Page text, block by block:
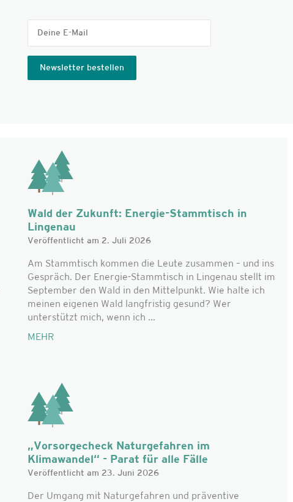
Wald der Zukunft: Energie-Stammtisch in
Lingenau
Veröffentlicht am 2. Juli 2026
Am Stammtisch kommen die Leute zusammen – und ins
Gespräch. Der Energie-Stammtisch in Lingenau stellt im
September den Wald in den Mittelpunkt. Wie halte ich
meinen eigenen Wald langfristig gesund? Wer
unterstützt mich, wenn ich ...
MEHR
„Vorsorgecheck Naturgefahren im
Klimawandel“ - Parat für alle Fälle
Veröffentlicht am 23. Juni 2026
Der Umgang mit Naturgefahren und präventive